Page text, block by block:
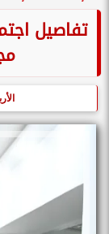
تفاصيل